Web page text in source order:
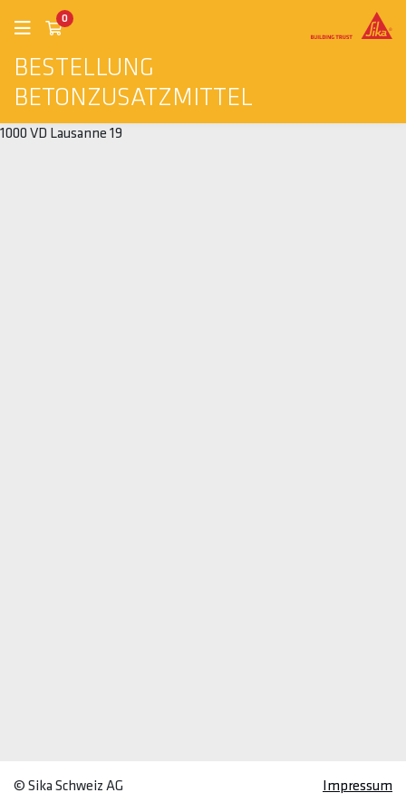
BESTELLUNG
BETONZUSATZMITTEL
0
1000 VD Lausanne 19
© Sika Schweiz AG Impressum